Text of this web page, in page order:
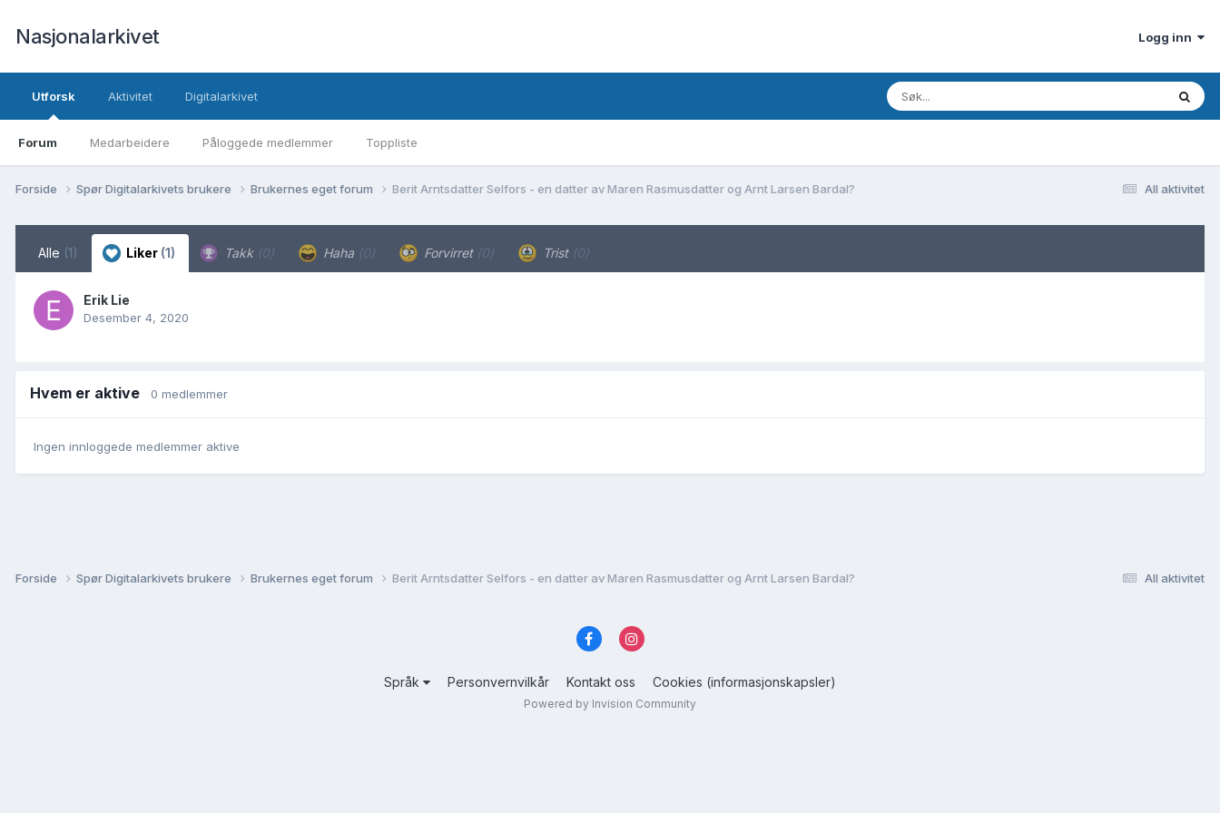
Nasjonalarkivet Logg inn
Utforsk
Forum Medarbeidere Påloggede medlemmer Toppliste
Aktivitet Digitalarkivet
All aktivitet
Forside Spør Digitalarkivets brukere Brukernes eget forum Berit Arntsdatter Selfors - en datter av Maren Rasmusdatter og Arnt Larsen Bardal?
Alle (1) Liker (1) Takk (0) Haha (0) Forvirret (0) Trist (0)
Erik Lie
Desember 4, 2020
Hvem er aktive 0 medlemmer
Ingen innloggede medlemmer aktive
All aktivitet
Forside Spør Digitalarkivets brukere Brukernes eget forum Berit Arntsdatter Selfors - en datter av Maren Rasmusdatter og Arnt Larsen Bardal?
Språk Personvernvilkår Kontakt oss Cookies (informasjonskapsler)
Powered by Invision Community